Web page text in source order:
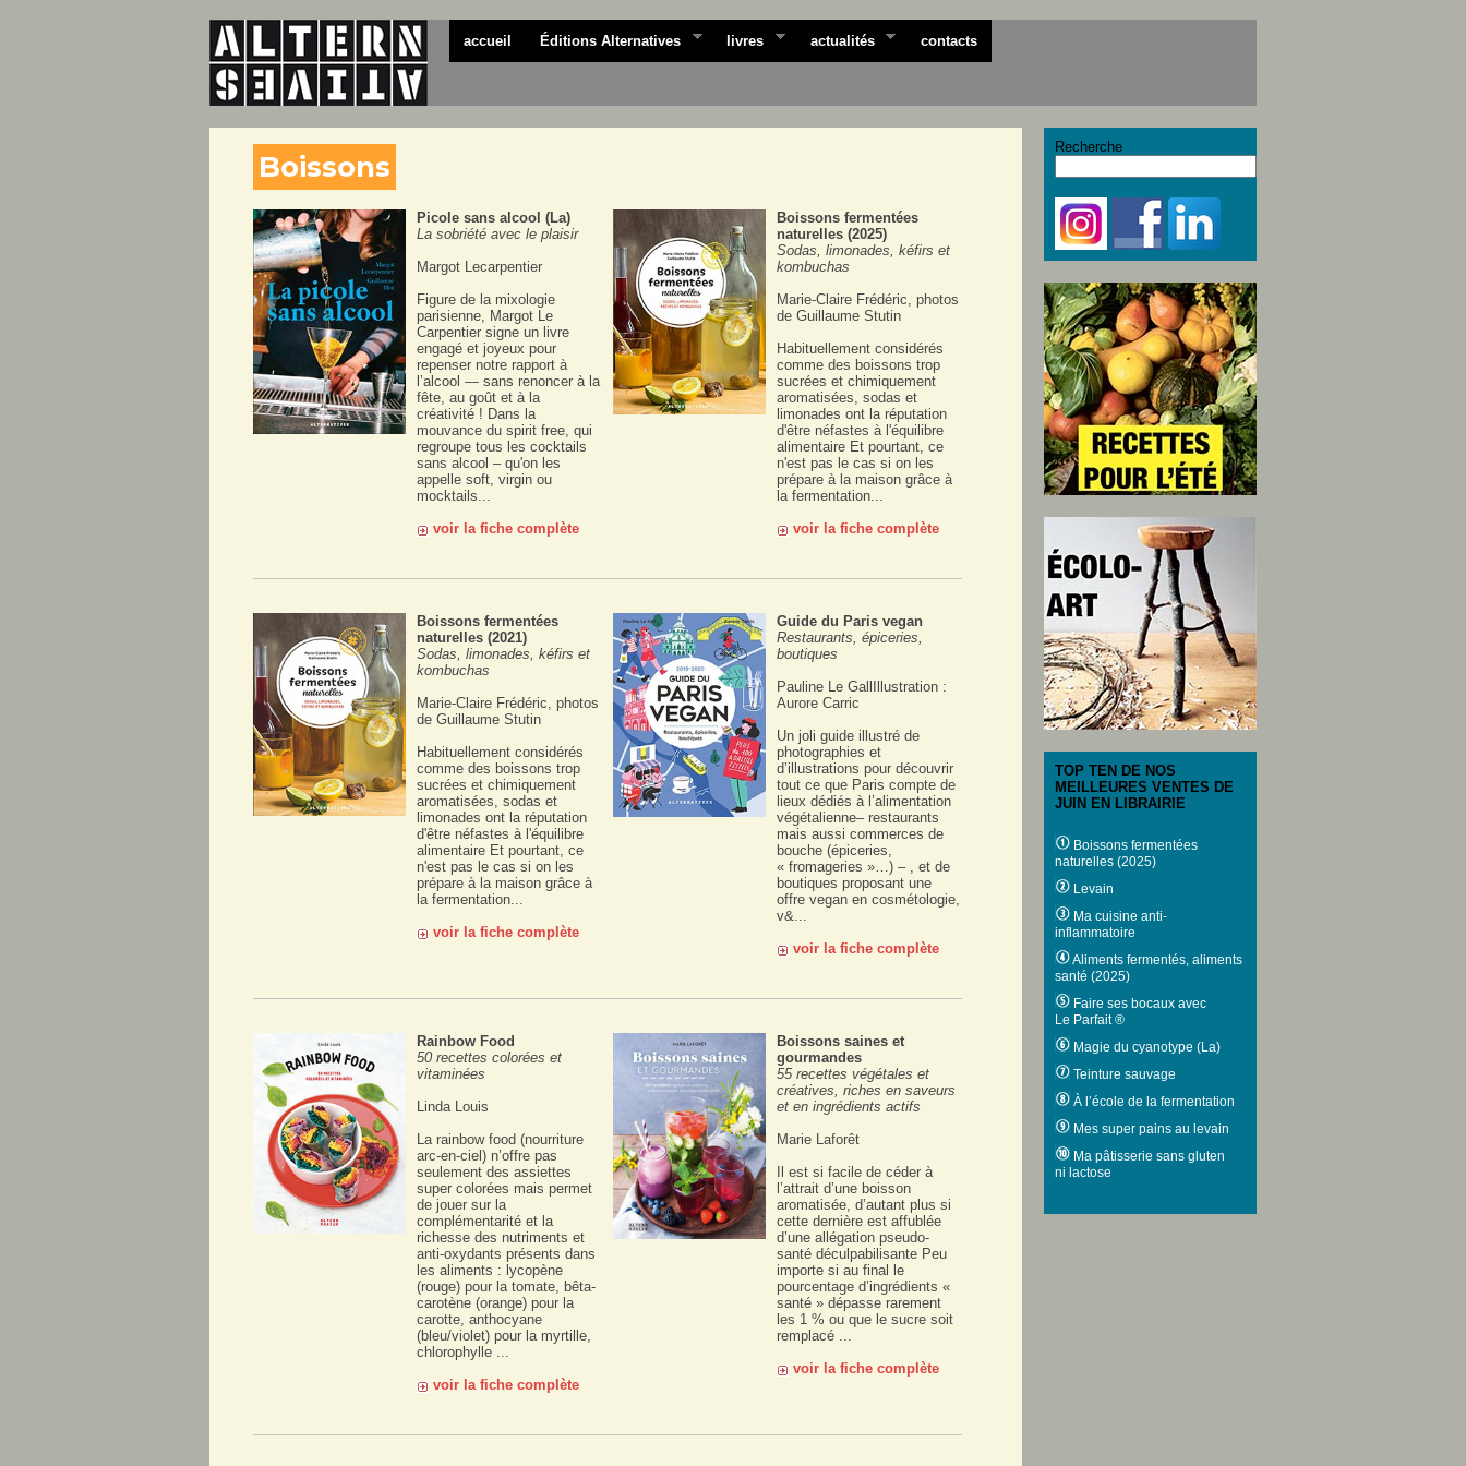
accueil Éditions Alternatives livres actualités contacts
Boissons
Picole sans alcool (La)
La sobriété avec le plaisir
Margot Lecarpentier
Figure de la mixologie
parisienne, Margot Le
Carpentier signe un livre
engagé et joyeux pour
repenser notre rapport à
l’alcool — sans renoncer à la
fête, au goût et à la
créativité ! Dans la
mouvance du spirit free, qui
regroupe tous les cocktails
sans alcool – qu'on les
appelle soft, virgin ou
mocktails...
voir la fiche complète
Boissons fermentées
naturelles (2025)
Sodas, limonades, kéfirs et
kombuchas
Marie-Claire Frédéric, photos
de Guillaume Stutin
Habituellement considérés
comme des boissons trop
sucrées et chimiquement
aromatisées, sodas et
limonades ont la réputation
d'être néfastes à l'équilibre
alimentaire Et pourtant, ce
n'est pas le cas si on les
prépare à la maison grâce à
la fermentation...
voir la fiche complète
Boissons fermentées
naturelles (2021)
Sodas, limonades, kéfirs et
kombuchas
Marie-Claire Frédéric, photos
de Guillaume Stutin
Habituellement considérés
comme des boissons trop
sucrées et chimiquement
aromatisées, sodas et
limonades ont la réputation
d'être néfastes à l'équilibre
alimentaire Et pourtant, ce
n'est pas le cas si on les
prépare à la maison grâce à
la fermentation...
voir la fiche complète
Guide du Paris vegan
Restaurants, épiceries,
boutiques
Pauline Le GallIllustration :
Aurore Carric
Un joli guide illustré de
photographies et
d’illustrations pour découvrir
tout ce que Paris compte de
lieux dédiés à l’alimentation
végétalienne– restaurants
mais aussi commerces de
bouche (épiceries,
« fromageries »…) – , et de
boutiques proposant une
offre vegan en cosmétologie,
v&...
voir la fiche complète
Rainbow Food
50 recettes colorées et
vitaminées
Linda Louis
La rainbow food (nourriture
arc-en-ciel) n’offre pas
seulement des assiettes
super colorées mais permet
de jouer sur la
complémentarité et la
richesse des nutriments et
anti-oxydants présents dans
les aliments : lycopène
(rouge) pour la tomate, bêta-
carotène (orange) pour la
carotte, anthocyane
(bleu/violet) pour la myrtille,
chlorophylle ...
voir la fiche complète
Boissons saines et
gourmandes
55 recettes végétales et
créatives, riches en saveurs
et en ingrédients actifs
Marie Laforêt
Il est si facile de céder à
l’attrait d’une boisson
aromatisée, d’autant plus si
cette dernière est affublée
d’une allégation pseudo-
santé déculpabilisante Peu
importe si au final le
pourcentage d’ingrédients «
santé » dépasse rarement
les 1 % ou que le sucre soit
remplacé ...
voir la fiche complète
Recherche
TOP TEN DE NOS
MEILLEURES VENTES DE
JUIN EN LIBRAIRIE
Boissons fermentées
naturelles (2025)
Levain
Ma cuisine anti-
inflammatoire
Aliments fermentés, aliments
santé (2025)
Faire ses bocaux avec
Le Parfait ®
Magie du cyanotype (La)
Teinture sauvage
À l’école de la fermentation
Mes super pains au levain
Ma pâtisserie sans gluten
ni lactose